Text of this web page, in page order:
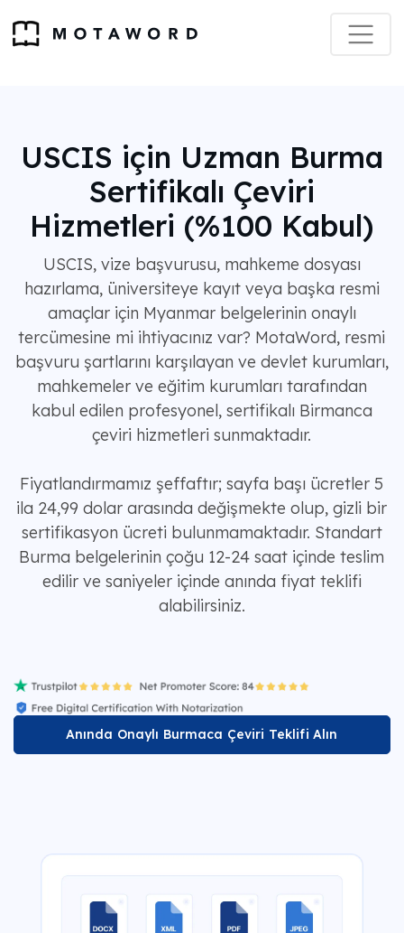
USCIS için Uzman Burma
Sertifikalı Çeviri
Hizmetleri (%100 Kabul)
USCIS, vize başvurusu, mahkeme dosyası
hazırlama, üniversiteye kayıt veya başka resmi
amaçlar için Myanmar belgelerinin onaylı
tercümesine mi ihtiyacınız var? MotaWord, resmi
başvuru şartlarını karşılayan ve devlet kurumları,
mahkemeler ve eğitim kurumları tarafından
kabul edilen profesyonel, sertifikalı Birmanca
çeviri hizmetleri sunmaktadır.
Fiyatlandırmamız şeffaftır; sayfa başı ücretler 5
ila 24,99 dolar arasında değişmekte olup, gizli bir
sertifikasyon ücreti bulunmamaktadır. Standart
Burma belgelerinin çoğu 12-24 saat içinde teslim
edilir ve saniyeler içinde anında fiyat teklifi
alabilirsiniz.
Anında Onaylı Burmaca Çeviri Teklifi Alın